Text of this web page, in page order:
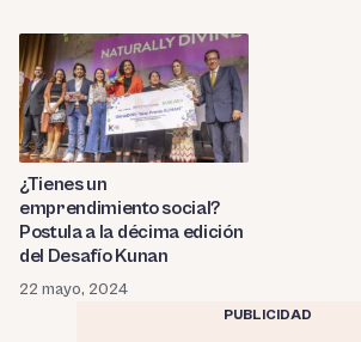
¿Tienes un
emprendimiento social?
Postula a la décima edición
del Desafío Kunan
22 mayo, 2024
PUBLICIDAD